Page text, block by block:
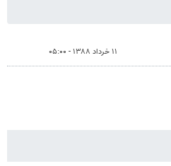
۱۱ خرداد ۱۳۸۸ - ۰۵:۰۰